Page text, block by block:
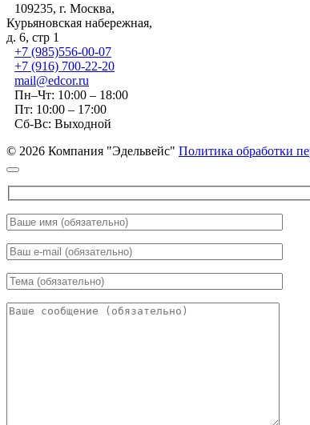
109235, г. Москва,
Курьяновская набережная,
д. 6, стр 1
+7 (985)556-00-07
+7 (916) 700-22-20
mail@edcor.ru
Пн–Чт: 10:00 – 18:00
Пт: 10:00 – 17:00
Сб-Вс: Выходной
© 2026 Компания "Эдельвейс" Политика обработки